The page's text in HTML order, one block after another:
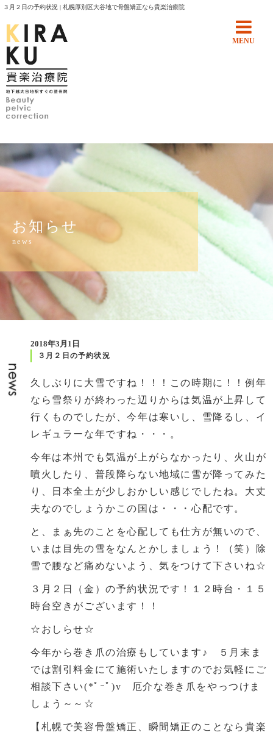
３月２日の予約状況 | 札幌厚別区大谷地で骨盤矯正なら貴楽治療院
MENU
お知らせ
news
2018年3月1日
３月２日の予約状況
久しぶりに大雪ですね！！！この時期に！！例年
なら雪祭りが終わった辺りからは気温が上昇して
行くものでしたが、今年は寒いし、雪降るし、イ
レギュラーな年ですね・・・。
今年は本州でも気温が上がらなかったり、火山が
噴火したり、普段降らない地域に雪が降ってみた
り、日本全土が少しおかしい感じでしたね。大丈
夫なのでしょうかこの国は・・・心配です。
と、まぁ先のことを心配しても仕方が無いので、
いまは目先の雪をなんとかしましょう！（笑）除
雪で腰など痛めないよう、気をつけて下さいね☆
３月２日（金）の予約状況です！１２時台・１５
時台空きがございます！！
☆おしらせ☆
今年から巻き爪の治療もしています♪ ５月末ま
では割引料金にて施術いたしますのでお気軽にご
相談下さい(*ﾟｰﾟ)v 厄介な巻き爪をやっつけま
しょう～～☆
【札幌で美容骨盤矯正、瞬間矯正のことなら貴楽